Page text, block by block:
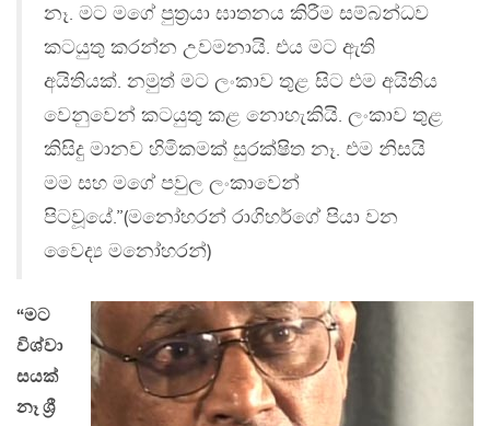
නෑ. මට මගේ පුත්‍රයා ඝාතනය කිරීම සම්බන්ධව
කටයුතු කරන්න උවමනායි. එය මට ඇති
අයිතියක්. නමුත් මට ලංකාව තුළ සිට එම අයිතිය
වෙනුවෙන් කටයුතු කළ නොහැකියි. ලංකාව තුළ
කිසිදු මානව හිමිකමක් සුරක්ෂිත නෑ. එම නිසයි
මම සහ මගේ පවුල ලංකාවෙන්
පිටවූයේ.”(මනෝහරන් රාගිහර්ගේ පියා වන ​
වෛද්‍ය මනෝහරන්)
“මට
විශ්වා
සයක්
නෑ ශ්‍රී